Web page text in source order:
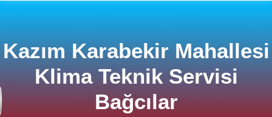
Kazım Karabekir Mahallesi
Klima Teknik Servisi
Bağcılar